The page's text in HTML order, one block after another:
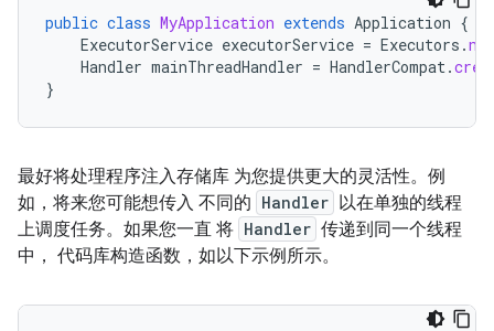
public class MyApplication extends Application {
ExecutorService executorService = Executors .
Handler mainThreadHandler = HandlerCompat.
}
最好将处理程序注入存储库 为您提供更大的灵活性。例
如，将来您可能想传入 不同的 Handler 以在单独的线程
上调度任务。如果您一直 将 Handler 传递到同一个线程
中， 代码库构造函数，如以下示例所示。